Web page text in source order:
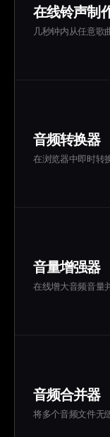
在线铃声制
几秒钟内从任意歌
音频转换器
在浏览器中即时转
音量增强器
在线增大音频音量
音频合并器
将多个音频文件无